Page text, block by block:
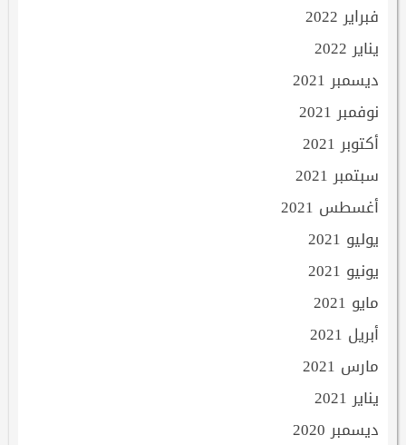
فبراير 2022
يناير 2022
ديسمبر 2021
نوفمبر 2021
أكتوبر 2021
سبتمبر 2021
أغسطس 2021
يوليو 2021
يونيو 2021
مايو 2021
أبريل 2021
مارس 2021
يناير 2021
ديسمبر 2020